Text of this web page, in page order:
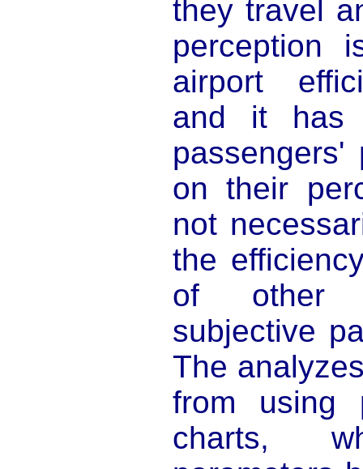
they travel
perception
airport
and it has
passengers'
on their
not
the
of other
subjective
The
from using
charts,